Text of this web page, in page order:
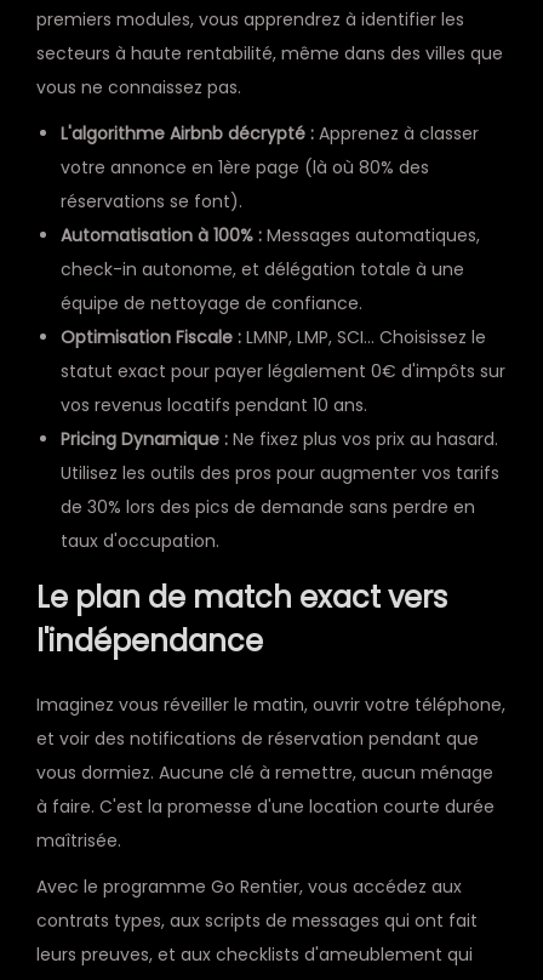
premiers modules, vous apprendrez à identifier les
secteurs à haute rentabilité, même dans des villes que
vous ne connaissez pas.
L'algorithme Airbnb décrypté : Apprenez à classer
votre annonce en 1ère page (là où 80% des
réservations se font).
Automatisation à 100% : Messages automatiques,
check-in autonome, et délégation totale à une
équipe de nettoyage de confiance.
Optimisation Fiscale : LMNP, LMP, SCI... Choisissez le
statut exact pour payer légalement 0€ d'impôts sur
vos revenus locatifs pendant 10 ans.
Pricing Dynamique : Ne fixez plus vos prix au hasard.
Utilisez les outils des pros pour augmenter vos tarifs
de 30% lors des pics de demande sans perdre en
taux d'occupation.
Le plan de match exact vers
l'indépendance
Imaginez vous réveiller le matin, ouvrir votre téléphone,
et voir des notifications de réservation pendant que
vous dormiez. Aucune clé à remettre, aucun ménage
à faire. C'est la promesse d'une location courte durée
maîtrisée.
Avec le programme Go Rentier, vous accédez aux
contrats types, aux scripts de messages qui ont fait
leurs preuves, et aux checklists d'ameublement qui